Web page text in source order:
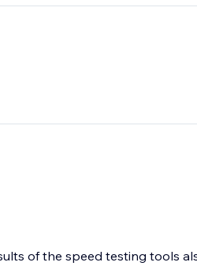
of the speed testing tools